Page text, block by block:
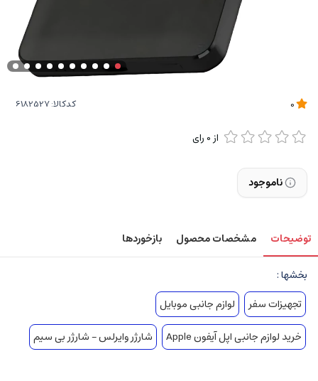
کدکالا:
از0 رای
ناموجود
توضیحات مشخصات محصول بازخوردها
بخشها :
تجهیزات سفر
لوازم جانبی موبایل
خرید لوازم جانبی اپل آیفون Apple
شارژر وایرلس – شارژر بی سیم